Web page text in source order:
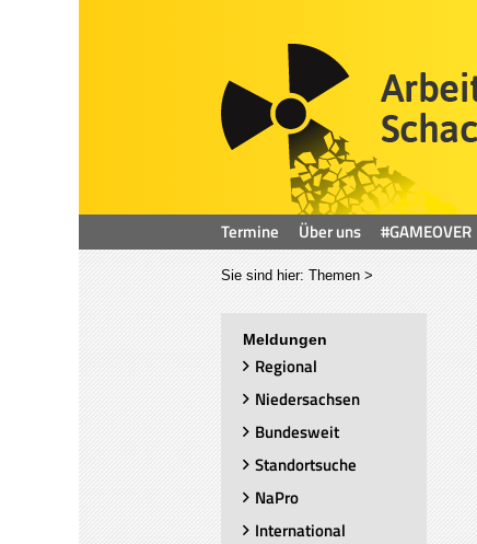
Termine Über uns #GAMEOVER
Sie sind hier: Themen >
Meldungen
Regional
Niedersachsen
Bundesweit
Standortsuche
NaPro
International